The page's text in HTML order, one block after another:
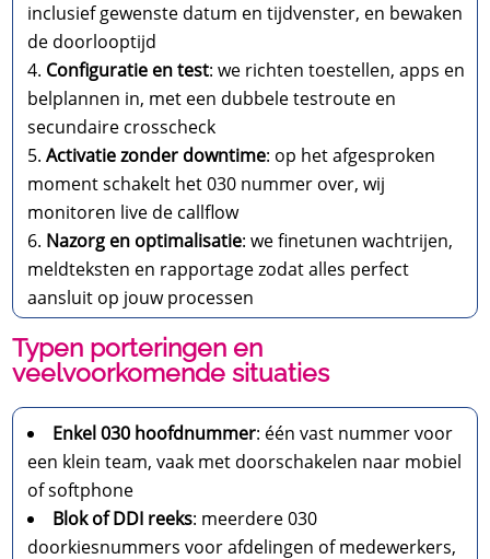
inclusief gewenste datum en tijdvenster, en bewaken
de doorlooptijd
Configuratie en test: we richten toestellen, apps en
belplannen in, met een dubbele testroute en
secundaire crosscheck
Activatie zonder downtime: op het afgesproken
moment schakelt het 030 nummer over, wij
monitoren live de callflow
Nazorg en optimalisatie: we finetunen wachtrijen,
meldteksten en rapportage zodat alles perfect
aansluit op jouw processen
Typen porteringen en
veelvoorkomende situaties
Enkel 030 hoofdnummer: één vast nummer voor
een klein team, vaak met doorschakelen naar mobiel
of softphone
Blok of DDI reeks: meerdere 030
doorkiesnummers voor afdelingen of medewerkers,